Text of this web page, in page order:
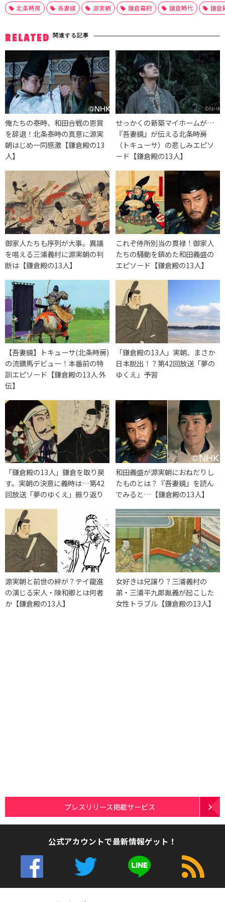
北条時房 吾妻鏡 源実朝 鎌倉幕府 鎌倉時代 鎌倉
RELATED 関連する記事
俺たちの泰時、和田合戦の恩賞
を辞退！北条泰時の真意に源実
朝はじめ一同感激【鎌倉殿の13
人】
せっかくの新築マイホームが…
『吾妻鏡』が伝える北条時房
（トキューサ）の悲しみエピソ
ード【鎌倉殿の13人】
御家人たちも序列が大事。異議
を唱える三浦義村に源実朝の判
断は【鎌倉殿の13人】
これぞ侍所別当の貫禄！御家人
たちの騒動を鎮めた和田義盛の
エピソード【鎌倉殿の13人】
【吾妻鏡】トキューサ(北条時房)
の流鏑馬デビュー！本番前の特
訓エピソード【鎌倉殿の13人 外
伝】
「鎌倉殿の13人」実朝、まさか
日本脱出！？第42回放送「夢の
ゆくえ」予習
「鎌倉殿の13人」鎌倉を取り戻
す。実朝の決意に義時は…第42
回放送「夢のゆくえ」振り返り
和田義盛が源実朝におねだりし
たものとは？『吾妻鏡』を読ん
でみると…【鎌倉殿の13人】
源実朝と前世の絆が？テイ龍進
の演じる宋人・陳和卿とは何者
か【鎌倉殿の13人】
女好きは兄譲り？三浦義村の
弟・三浦平九郎胤義が起こした
女性トラブル【鎌倉殿の13人】
プレスリリース掲載サービス
公式アカウントで最新情報ゲット！